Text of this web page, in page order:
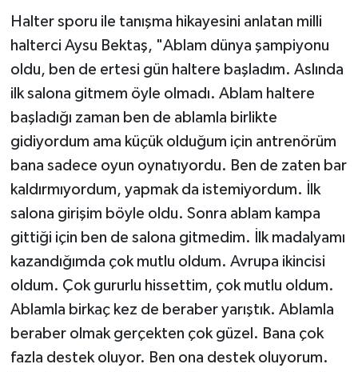
Halter sporu ile tanışma hikayesini anlatan milli
halterci Aysu Bektaş, "Ablam dünya şampiyonu
oldu, ben de ertesi gün haltere başladım. Aslında
ilk salona gitmem öyle olmadı. Ablam haltere
başladığı zaman ben de ablamla birlikte
gidiyordum ama küçük olduğum için antrenörüm
bana sadece oyun oynatıyordu. Ben de zaten bar
kaldırmıyordum, yapmak da istemiyordum. İlk
salona girişim böyle oldu. Sonra ablam kampa
gittiği için ben de salona gitmedim. İlk madalyamı
kazandığımda çok mutlu oldum. Avrupa ikincisi
oldum. Çok gururlu hissettim, çok mutlu oldum.
Ablamla birkaç kez de beraber yarıştık. Ablamla
beraber olmak gerçekten çok güzel. Bana çok
fazla destek oluyor. Ben ona destek oluyorum.